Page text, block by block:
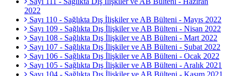
2022
Sayı 110 - Sağlıkta Dış İlişkiler ve AB Bülteni - Mayıs 2022
Sayı 109 - Sağlıkta Dış İlişkiler ve AB Bülteni - Nisan 2022
Sayı 108 - Sağlıkta Dış İlişkiler ve AB Bülteni - Mart 2022
Sayı 107 - Sağlıkta Dış İlişkiler ve AB Bülteni - Şubat 2022
Sayı 106 - Sağlıkta Dış İlişkiler ve AB Bülteni - Ocak 2022
Sayı 105 - Sağlıkta Dış İlişkiler ve AB Bülteni - Aralık 2021
Sayı 104 - Sağlıkta Dış İlişkiler ve AB Bülteni - Kasım 2021